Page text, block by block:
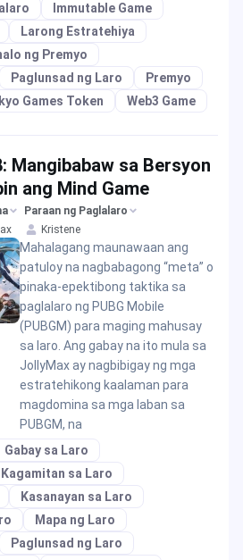
Immutable Game
Larong Estratehiya
ng Premyo
Paglunsad ng Laro
Premyo
Games Token Web3 Game
Mangibabaw sa Bersyon
ang Mind Game
Paraan ng Paglalaro
Kristene
Mahalagang maunawaan ang
patuloy na nagbabagong “meta” o
pinaka-epektibong taktika sa
paglalaro ng PUBG Mobile
(PUBGM) para maging mahusay
sa laro. Ang gabay na ito mula sa
JollyMax ay nagbibigay ng mga
estratehikong kaalaman para
magdomina sa mga laban sa
PUBGM, na
Gabay sa Laro
Kagamitan sa Laro
Kasanayan sa Laro
Mapa ng Laro
Paglunsad ng Laro